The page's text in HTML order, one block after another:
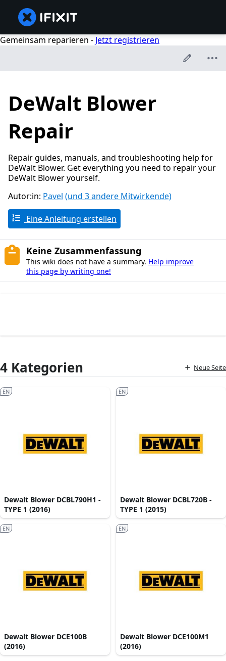
Gemeinsam reparieren - Jetzt registrieren
DeWalt Blower
Repair
Repair guides, manuals, and troubleshooting help for
DeWalt Blower. Get everything you need to repair your
DeWalt Blower yourself.
Autor:in: Pavel (und 3 andere Mitwirkende)
Eine Anleitung erstellen
Keine Zusammenfassung
This wiki does not have a summary. Help improve
this page by writing one!
4 Kategorien Neue Seite
Dewalt Blower DCBL790H1 -
TYPE 1 (2016)
EN
Dewalt Blower DCBL720B -
TYPE 1 (2015)
EN
Dewalt Blower DCE100B
(2016)
EN
Dewalt Blower DCE100M1
(2016)
EN